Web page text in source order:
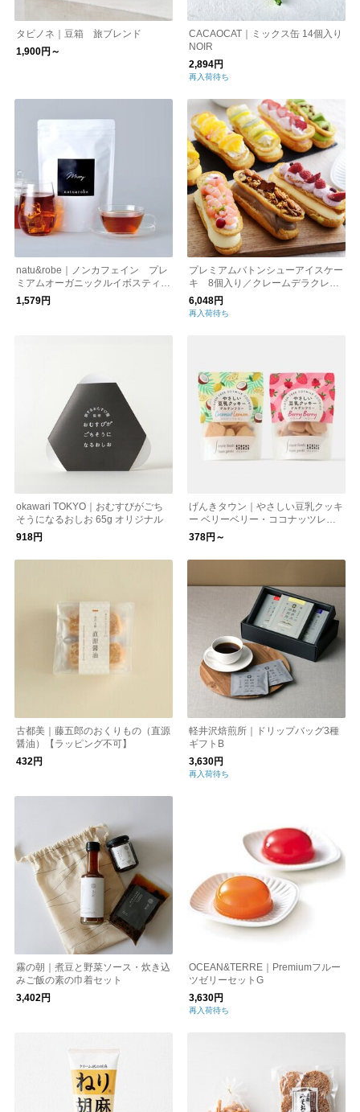
タビノネ｜豆箱 旅ブレンド
1,900円～
CACAOCAT｜ミックス缶 14個入り
NOIR
2,894円
再入荷待ち
natu&robe｜ノンカフェイン プレ
ミアムオーガニックルイボスティ
ー カップ用30個入り
1,579円
プレミアムバトンシューアイスケー
キ 8個入り／クレームデラクレー
ム【メーカー直送】【送料無料】
6,048円
再入荷待ち
okawari TOKYO｜おむすびがごち
そうになるおしお 65g オリジナル
918円
げんきタウン｜やさしい豆乳クッキ
ー ベリーベリー・ココナッツレモ
ン
378円～
古都美｜藤五郎のおくりもの（直源
醤油）【ラッピング不可】
432円
軽井沢焙煎所｜ドリップバッグ3種
ギフトB
3,630円
再入荷待ち
霧の朝｜煮豆と野菜ソース・炊き込
みご飯の素の巾着セット
3,402円
OCEAN&TERRE｜Premiumフルー
ツゼリーセットG
3,630円
再入荷待ち